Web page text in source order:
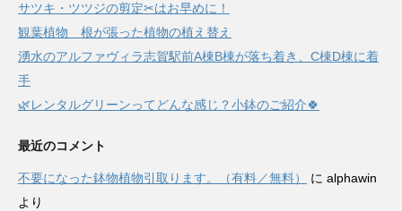
サツキ・ツツジの剪定✂はお早めに！
観葉植物 根が張った植物の植え替え
湧水のアルファヴィラ志賀駅前A棟B棟が落ち着き、C棟D棟に着
手
🌿レンタルグリーンってどんな感じ？小鉢のご紹介🍀
最近のコメント
不要になった鉢物植物引取ります。（有料／無料） に alphawin
より